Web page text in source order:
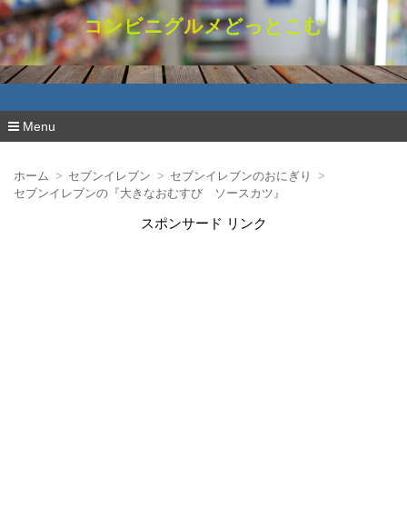
コンビニグルメどっとこむ
Menu
ホーム セブンイレブン
セブンイレブンのおにぎり
セブンイレブンの『大きなおむすび ソースカツ』
スポンサード リンク